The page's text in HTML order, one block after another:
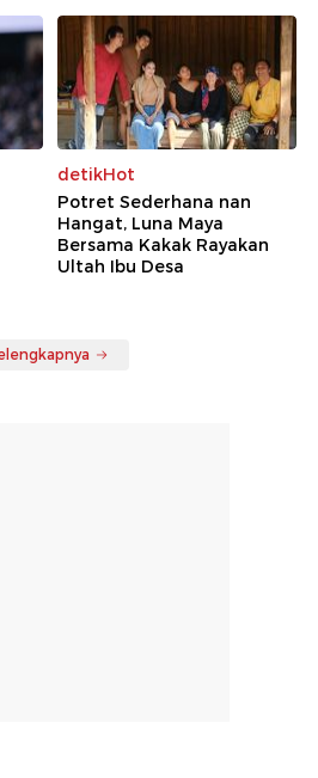
detikHot
Potret Sederhana nan
Hangat, Luna Maya
Bersama Kakak Rayakan
Ultah Ibu Desa